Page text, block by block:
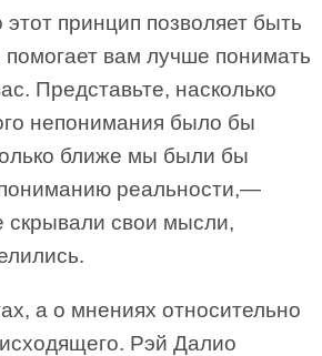
принцип позволяет быть
вам лучше понимать
Представьте, насколько
непонимания было бы
ближе мы были бы
реальности,—
свои мысли,
а о мнениях относительно
Рэй Далио